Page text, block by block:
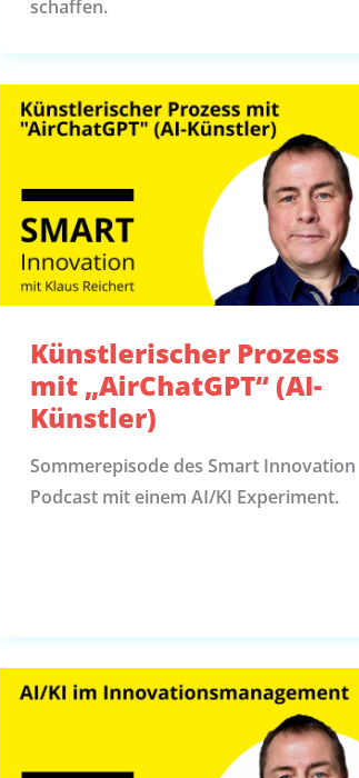
schaffen.
Künstlerischer Prozess
mit „AirChatGPT“ (AI-
Künstler)
Sommerepisode des Smart Innovation
Podcast mit einem AI/KI Experiment.